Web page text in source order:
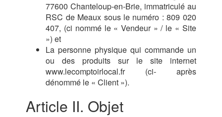
77600 Chanteloup-en-Brie, immatriculé au
RSC de Meaux sous le numéro : 809 020
407, (ci nommé le « Vendeur » / le « Site
») et
La personne physique qui commande un
ou des produits sur le site internet
www.lecomptoirlocal.fr (ci- après
dénommé le « Client »).
Article II. Objet